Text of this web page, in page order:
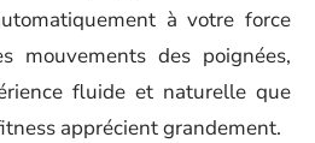
à votre force
mouvements des poignées,
fluide et naturelle que
apprécient grandement.